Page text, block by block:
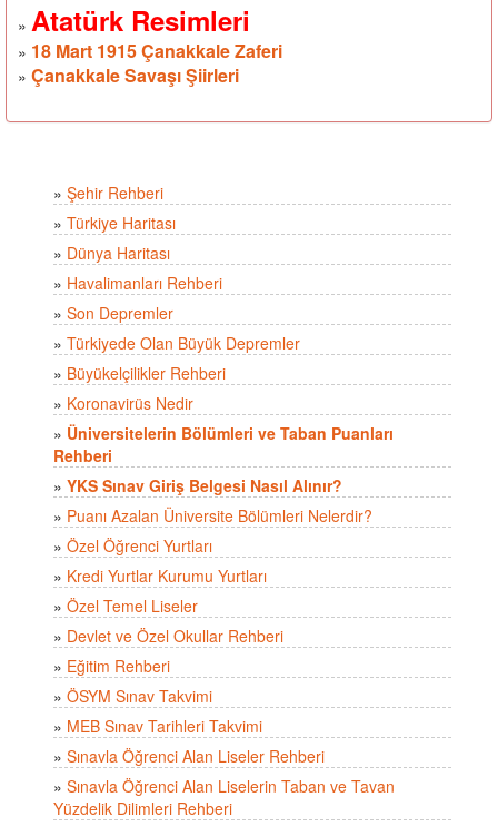
» Atatürk Resimleri
» 18 Mart 1915 Çanakkale Zaferi
» Çanakkale Savaşı Şiirleri
» Şehir Rehberi
» Türkiye Haritası
» Dünya Haritası
» Havalimanları Rehberi
» Son Depremler
» Türkiyede Olan Büyük Depremler
» Büyükelçilikler Rehberi
» Koronavirüs Nedir
» Üniversitelerin Bölümleri ve Taban Puanları
Rehberi
» YKS Sınav Giriş Belgesi Nasıl Alınır?
» Puanı Azalan Üniversite Bölümleri Nelerdir?
» Özel Öğrenci Yurtları
» Kredi Yurtlar Kurumu Yurtları
» Özel Temel Liseler
» Devlet ve Özel Okullar Rehberi
» Eğitim Rehberi
» ÖSYM Sınav Takvimi
» MEB Sınav Tarihleri Takvimi
» Sınavla Öğrenci Alan Liseler Rehberi
» Sınavla Öğrenci Alan Liselerin Taban ve Tavan
Yüzdelik Dilimleri Rehberi